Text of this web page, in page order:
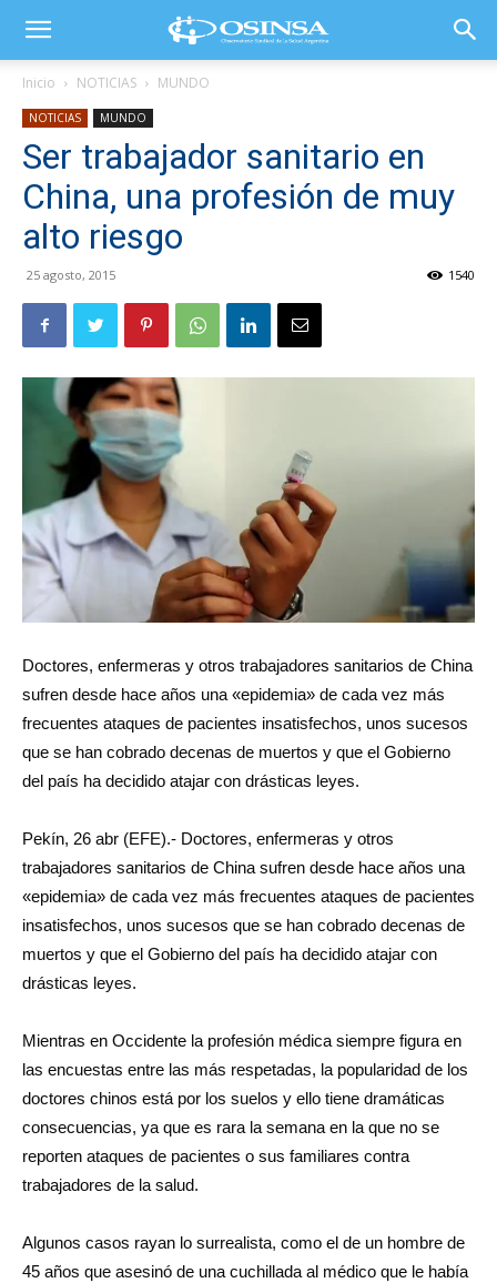
Inicio NOTICIAS MUNDO
NOTICIAS MUNDO
Ser trabajador sanitario en
China, una profesión de muy
alto riesgo
25 agosto, 2015 1540
Doctores, enfermeras y otros trabajadores sanitarios de China
sufren desde hace años una «epidemia» de cada vez más
frecuentes ataques de pacientes insatisfechos, unos sucesos
que se han cobrado decenas de muertos y que el Gobierno
del país ha decidido atajar con drásticas leyes.
Pekín, 26 abr (EFE).- Doctores, enfermeras y otros
trabajadores sanitarios de China sufren desde hace años una
«epidemia» de cada vez más frecuentes ataques de pacientes
insatisfechos, unos sucesos que se han cobrado decenas de
muertos y que el Gobierno del país ha decidido atajar con
drásticas leyes.
Mientras en Occidente la profesión médica siempre figura en
las encuestas entre las más respetadas, la popularidad de los
doctores chinos está por los suelos y ello tiene dramáticas
consecuencias, ya que es rara la semana en la que no se
reporten ataques de pacientes o sus familiares contra
trabajadores de la salud.
Algunos casos rayan lo surrealista, como el de un hombre de
45 años que asesinó de una cuchillada al médico que le había